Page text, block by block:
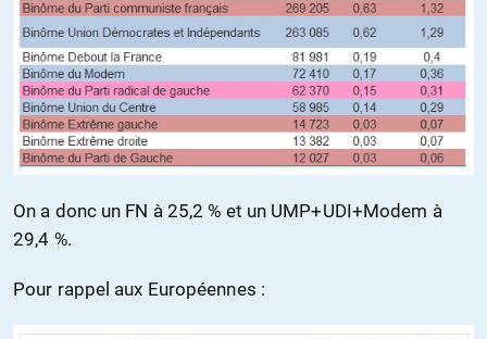
On a donc un FN à 25,2 % et un UMP+UDI+Modem à
29,4 %.
Pour rappel aux Européennes :